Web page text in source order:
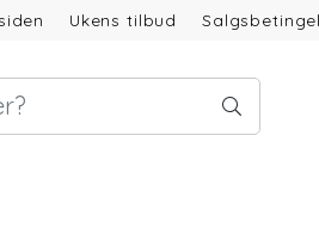
Ukens tilbud